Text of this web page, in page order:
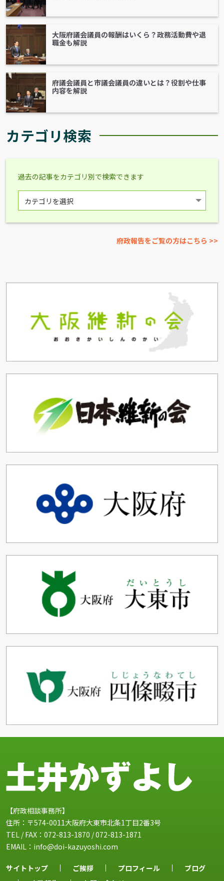
大阪府議会議員の報酬はいくら？政務活動費や退
職金も解説
府議会議員と市議会議員の違いとは？役割や仕事
内容を解説
カテゴリ検索
過去の記事をカテゴリ別で検索できます
府政報告をご覧の方はこちら >>
【府政相談事務所】
住所：〒574-0011大阪府大東市北条1丁目2番3号
TEL / FAX：072-813-1870 /072-813-1871
EMAIL：info@doi-kazuyoshi.com
サイトトップ ご挨拶 プロフィール
ブログ